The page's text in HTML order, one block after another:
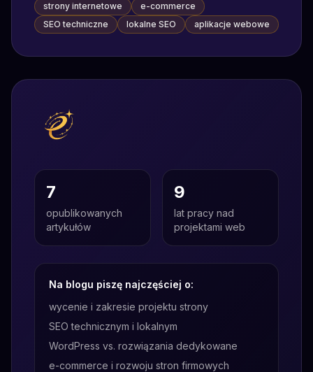
strony internetowe
e-commerce
SEO techniczne
lokalne SEO aplikacje webowe
7
opublikowanych
artykułów
9
lat pracy nad
projektami web
Na blogu piszę najczęściej o:
wycenie i zakresie projektu strony
SEO technicznym i lokalnym
WordPress vs. rozwiązania dedykowane
e-commerce i rozwoju stron firmowych